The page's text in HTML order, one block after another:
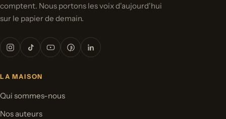
comptent. Nous portons les voix d'aujourd'hui
sur le papier de demain.
LA MAISON
Qui sommes-nous
Nos auteurs